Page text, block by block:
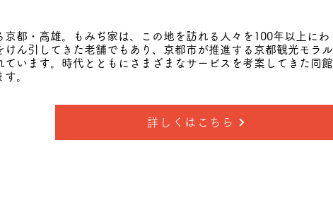
都・高雄。もみぢ家は、この地を訪れる人々を100年以上にわ
ん引してきた老舗でもあり、京都市が推進する京都観光モラル
います。時代とともにさまざまなサービスを考案してきた同館
。
詳しくはこちら